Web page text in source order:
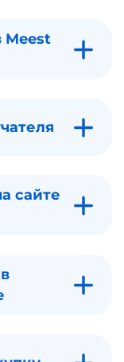
Meest
сайте